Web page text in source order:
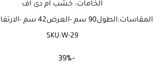
الخامات: خشب ام دى اف
المقاسات:الطول90 سم -العرض42 سم -الارتفاع 85 سم
SKU:W-29
-39%